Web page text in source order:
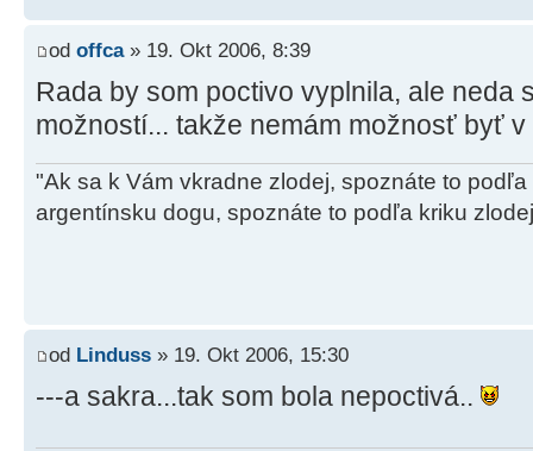
od offca» 19. Okt 2006, 8:39
Rada by som poctivo vyplnila, ale neda
možností... takže nemám možnosť byť
"Ak sa k Vám vkradne zlodej, spoznáte to
argentínsku dogu, spoznáte to podľa kriku
od Linduss » 19. Okt 2006, 15:30
---a sakra...tak som bola nepoctivá..